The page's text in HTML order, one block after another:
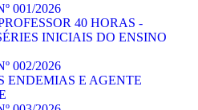
001/2026
40 HORAS -
INICIAIS DO ENSINO
002/2026
ENDEMIAS E AGENTE